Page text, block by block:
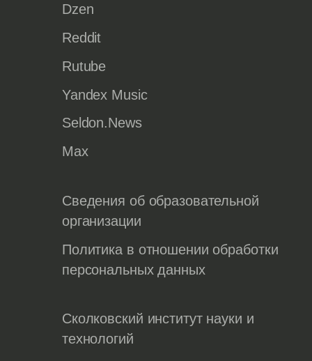
Dzen
Reddit
Rutube
Yandex Music
Seldon.News
Max
Сведения об образовательной
организации
Политика в отношении обработки
персональных данных
Сколковский институт науки и
технологий